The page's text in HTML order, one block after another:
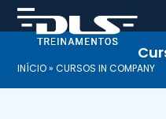
Skip
to
content
INÍCIO»CURSOS IN COMPANY